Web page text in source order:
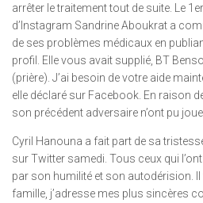
arrêter le traitement tout de suite. Le
d’Instagram Sandrine Aboukrat a
de ses problèmes médicaux en
profil. Elle vous avait supplié, BT
(prière). J’ai besoin de votre aide
elle déclaré sur Facebook. En raison
son précédent adversaire n’ont pu
Cyril Hanouna a fait part de sa
sur Twitter samedi. Tous ceux qui
par son humilité et son autodérision.
famille, j’adresse mes plus sincères